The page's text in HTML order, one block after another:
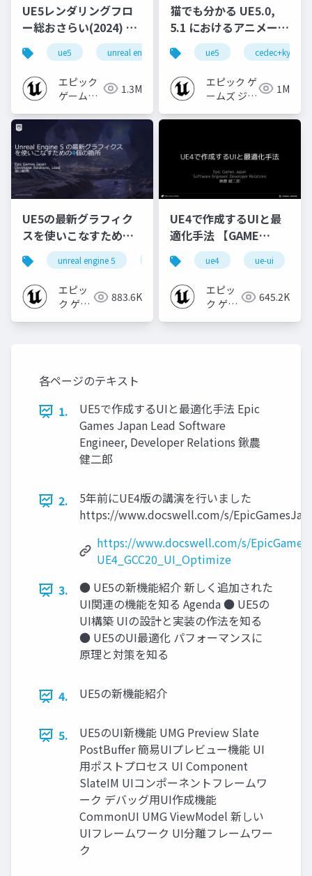
UE5レンダリングフロ
ー総おさらい(2024) 基
礎編！
[CEDEC+KYUSHU
2024]
ue5 unreal engine ue-rendering
エピック
ゲームズ
1.3M
猫でも分かる UE5.0,
5.1 におけるアニメーシ
ョンの新機能について
【CEDEC+KYUSHU
2022】
ue5 cedec+kyushu
エピック ゲ
ームズ ジャ
1M
UE5の最新グラフィク
スを使いこなすための4
個の勘所
[CEDEC+KYUSHU
2023]
unreal engine 5 cedec cedec+kyushu
エピッ
ク ゲー
883.6K
UE4で作成するUIと最
適化手法 【GAME
CREATORS
CONFERENCE '20】
ue4 ue-ui
エピッ
ク ゲー
645.2K
各ページのテキスト
1.
UE5で作成するUIと最適化手法 Epic
Games Japan Lead Software
Engineer, Developer Relations 鍬農
健二郎
2.
5年前にUE4版の講演を行いました
https://www.docswell.com/s/
https://www.docswell.com/s/
UE4_GCC20_UI_Optimize
3.
● UE5の新機能紹介 新しく追加された
UI関連の機能を知る Agenda ● UE5の
UI構築 UIの設計と実装の作法を知る
● UE5のUI最適化 パフォーマンスに
原理と対策を知る
4. UE5の新機能紹介
5.
UE5のUI新機能 UMG Preview Slate
PostBuﬀer 簡易UIプレビュー機能 UI
用ポストプロセス UI Component
SlateIM UIコンポーネントフレームワ
ーク デバッグ用UI作成機能
CommonUI UMG ViewModel 新しい
UIフレームワーク UI分離フレームワー
ク